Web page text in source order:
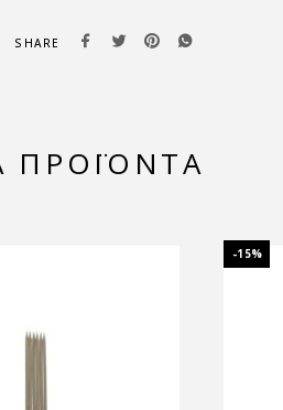
SHARE
ΠΡΟΪΌΝΤΑ
-15%